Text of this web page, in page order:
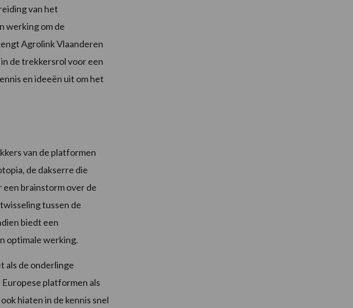
van het
werking om de
Agrolink Vlaanderen
de trekkersrol voor een
en ideeën uit om het
van de platformen
de dakserre die
een brainstorm over de
tussen de
biedt een
optimale werking.
als de onderlinge
platformen als
hiaten in de kennis snel